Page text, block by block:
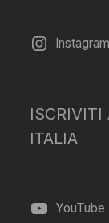
Instagram
ISCRIVITI
ITALIA
YouTube